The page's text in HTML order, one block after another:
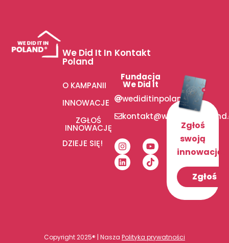
We Did It In
Poland
O KAMPANII
INNOWACJE
ZGŁOŚ
INNOWACJĘ
DZIEJE SIĘ!
Kontakt
Fundacja
We Did It
wediditinpoland
Zgłoś
swoją
innowację!
Zgłoś
Copyright 2025® | Nasza Polityka prywatności